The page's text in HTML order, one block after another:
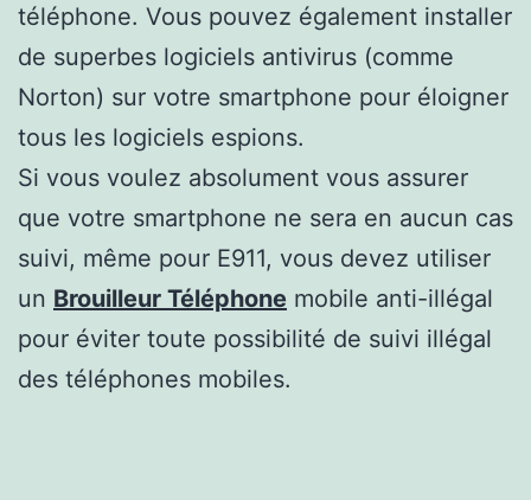
téléphone. Vous pouvez également installer
de superbes logiciels antivirus (comme
Norton) sur votre smartphone pour éloigner
tous les logiciels espions.
Si vous voulez absolument vous assurer
que votre smartphone ne sera en aucun cas
suivi, même pour E911, vous devez utiliser
un Brouilleur Téléphone mobile anti-illégal
pour éviter toute possibilité de suivi illégal
des téléphones mobiles.